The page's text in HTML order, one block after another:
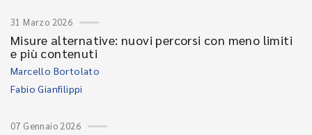
31 Marzo 2026
Misure alternative: nuovi percorsi con meno limiti
e più contenuti
Marcello Bortolato
Fabio Gianfilippi
07 Gennaio 2026